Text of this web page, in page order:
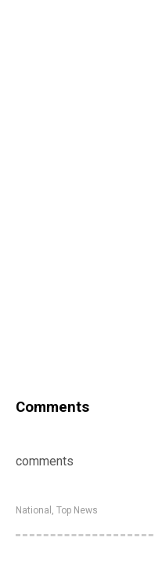
Comments
comments
National , Top News